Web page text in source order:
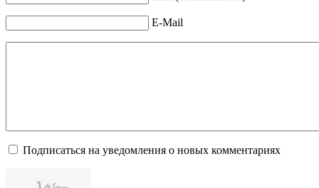
E-Mail
Подписаться на уведомления о новых комментариях